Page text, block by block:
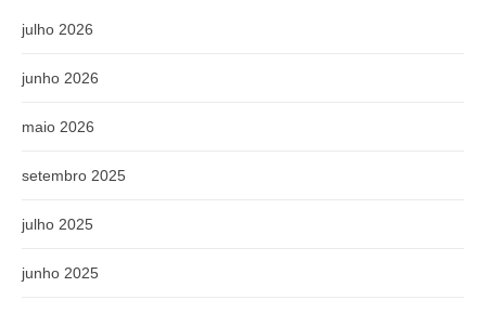
julho 2026
junho 2026
maio 2026
setembro 2025
julho 2025
junho 2025